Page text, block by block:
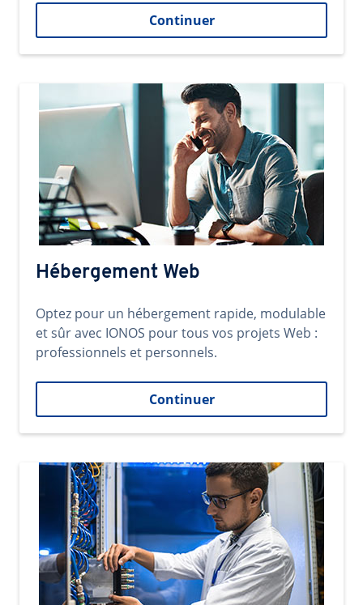
Continuer
Hébergement Web
Optez pour un hébergement rapide, modulable
et sûr avec IONOS pour tous vos projets Web :
professionnels et personnels.
Continuer